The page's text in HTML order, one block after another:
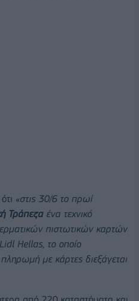
«στις 30/6 το πρωί
Τράπεζα ένα τεχνικό
πιστωτικών καρτών
Hellas, το οποίο
με κάρτες διεξάγεται